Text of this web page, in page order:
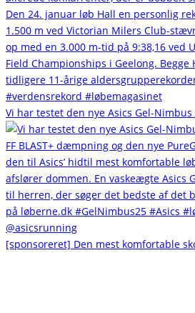
Vi har testet den nye Asics Gel-Nimbus
[sponsoreret] Den mest komfortable